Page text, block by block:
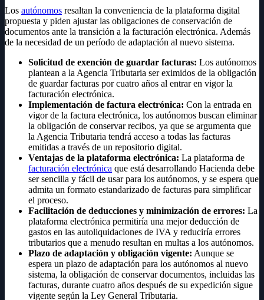
Los autónomos resaltan la conveniencia de la plataforma digital
propuesta y piden ajustar las obligaciones de conservación de
documentos ante la transición a la facturación electrónica. Además
de la necesidad de un período de adaptación al nuevo sistema.
Solicitud de exención de guardar facturas: Los autónomos
plantean a la Agencia Tributaria ser eximidos de la obligación
de guardar facturas por cuatro años al entrar en vigor la
facturación electrónica.
Implementación de factura electrónica: Con la entrada en
vigor de la factura electrónica, los autónomos buscan eliminar
la obligación de conservar recibos, ya que se argumenta que
la Agencia Tributaria tendrá acceso a todas las facturas
emitidas a través de un repositorio digital.
Ventajas de la plataforma electrónica: La plataforma de
facturación electrónica que está desarrollando Hacienda debe
ser sencilla y fácil de usar para los autónomos, y se espera que
admita un formato estandarizado de facturas para simplificar
el proceso.
Facilitación de deducciones y minimización de errores: La
plataforma electrónica permitiría una mejor deducción de
gastos en las autoliquidaciones de IVA y reduciría errores
tributarios que a menudo resultan en multas a los autónomos.
Plazo de adaptación y obligación vigente: Aunque se
espera un plazo de adaptación para los autónomos al nuevo
sistema, la obligación de conservar documentos, incluidas las
facturas, durante cuatro años después de su expedición sigue
vigente según la Ley General Tributaria.